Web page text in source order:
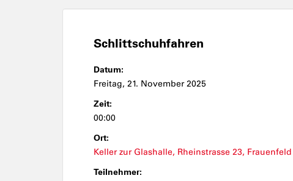
Schlittschuhfahren
Datum:
Freitag, 21. November 2025
Zeit:
00:00
Ort:
Keller zur Glashalle, Rheinstrasse 23, Frauenfeld
Teilnehmer: